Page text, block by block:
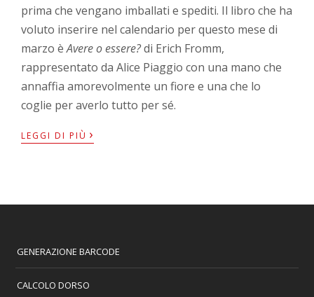
prima che vengano imballati e spediti. Il libro che ha
voluto inserire nel calendario per questo mese di
marzo èAvere o essere?di Erich Fromm,
rappresentato da Alice Piaggio con una mano che
annaffia amorevolmente un fiore e una che lo
coglie per averlo tutto per sé.
LEGGI DI PIÙ ›
GENERAZIONE BARCODE
CALCOLO DORSO